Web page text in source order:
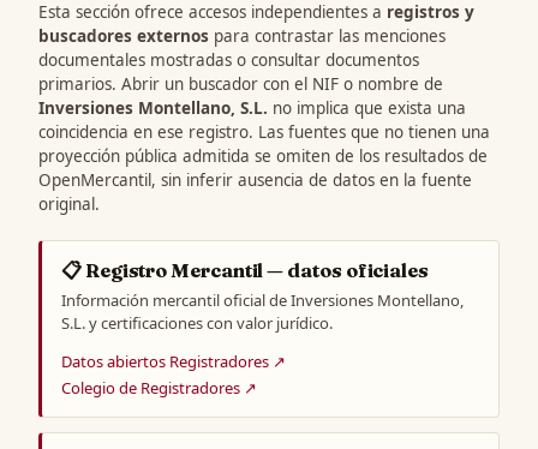
Esta sección ofrece accesos independientes a registros y
buscadores externos para contrastar las menciones
documentales mostradas o consultar documentos
primarios. Abrir un buscador con el NIF o nombre de
Inversiones Montellano, S.L. no implica que exista una
coincidencia en ese registro. Las fuentes que no tienen una
proyección pública admitida se omiten de los resultados de
OpenMercantil, sin inferir ausencia de datos en la fuente
original.
📋 Registro Mercantil — datos oficiales
Información mercantil oficial de Inversiones Montellano,
S.L. y certificaciones con valor jurídico.
Datos abiertos Registradores ↗
Colegio de Registradores ↗